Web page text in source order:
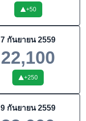
+50
7 กันยายน 2559
22,100
+250
9 กันยายน 2559